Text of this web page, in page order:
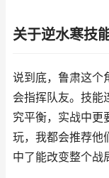
关于逆水寒技
说到底，鲁肃这个
会指挥队友。技能
究平衡，实战中更
玩，我都会推荐他
中了能改变整个战